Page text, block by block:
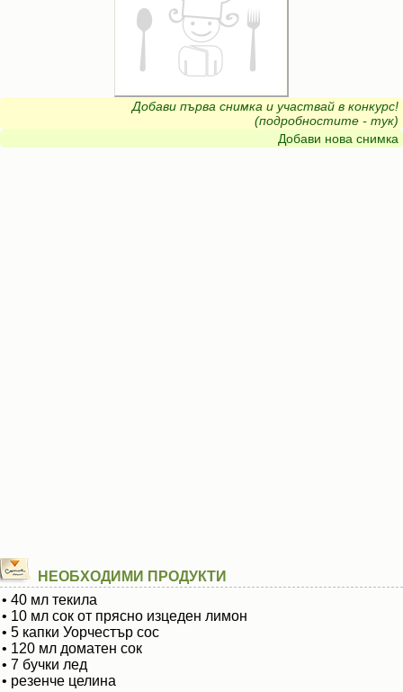
Добави първа снимка и участвай в конкурс!
(подробностите - тук)
Добави нова снимка
НЕОБХОДИМИ ПРОДУКТИ
• 40 мл текила
• 10 мл сок от прясно изцеден лимон
• 5 капки Уорчестър сос
• 120 мл доматен сок
• 7 бучки лед
• резенче целина